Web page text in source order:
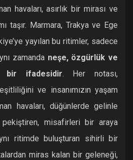
havaları, asırlık bir mirası ve
taşır. Marmara, Trakya ve Ege
yayılan bu ritimler, sadece
zamanda neşe, özgürlük ve
bir ifadesidir. Her notası,
ve insanımızın yaşam
havaları, düğünlerde gelinle
pekiştiren, misafirleri bir araya
ritimde buluşturan sihirli bir
miras kalan bir geleneği,